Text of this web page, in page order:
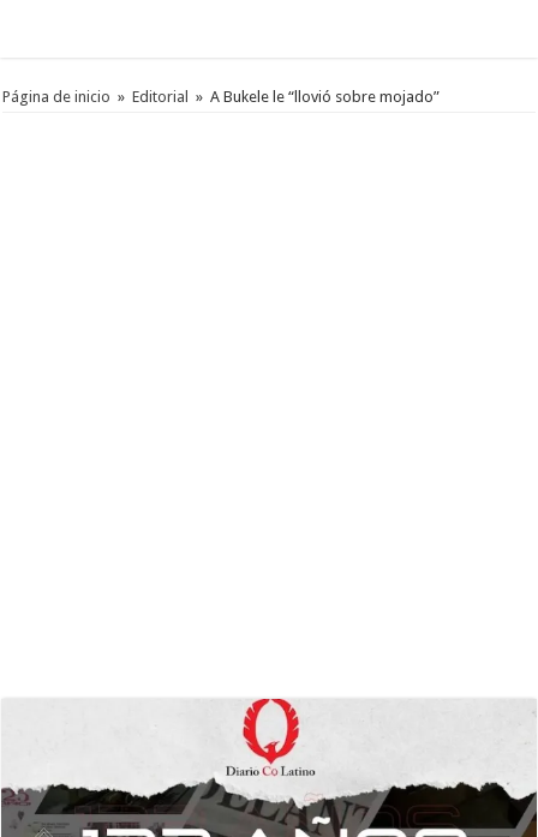
Página de inicio » Editorial » A Bukele le “llovió sobre mojado”